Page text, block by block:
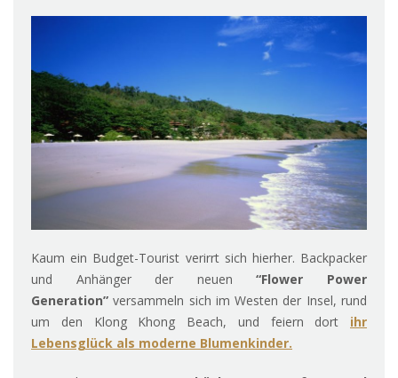
Kaum ein Budget-Tourist verirrt sich hierher. Backpacker
und Anhänger der neuen“Flower Power
Generation” versammeln sich im Westen der Insel, rund
um den Klong Khong Beach, und feiern dort ihr
Lebensglück als moderne Blumenkinder.